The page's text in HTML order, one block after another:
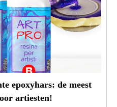
kleuren). Gebruik niet
de totale harsmassa!
Vriendelijk
epoxyhars: de meest
artiesten!